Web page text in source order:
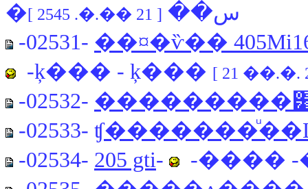
�س�� [ 21 ��.�. 2545 ]
-02531- ��¤�ѷ��
-ķ��� - ķ��� [ 21 ��.�.
-02532-
-02533-
-02534- 205 gti-
-����